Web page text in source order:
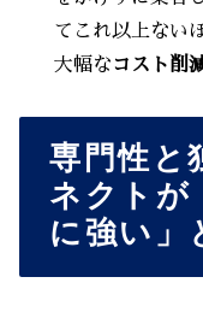
てこれ以上ない
大幅なコスト削
専門性と
ネクトが
に強い」